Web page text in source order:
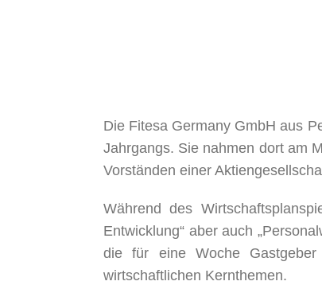
Die Fitesa Germany GmbH aus
Jahrgangs. Sie nahmen dort am
Vorständen einer
Während des
Entwicklung“ aber auch
die für eine Woche Gastgeber
wirtschaftlichen Kernthemen.